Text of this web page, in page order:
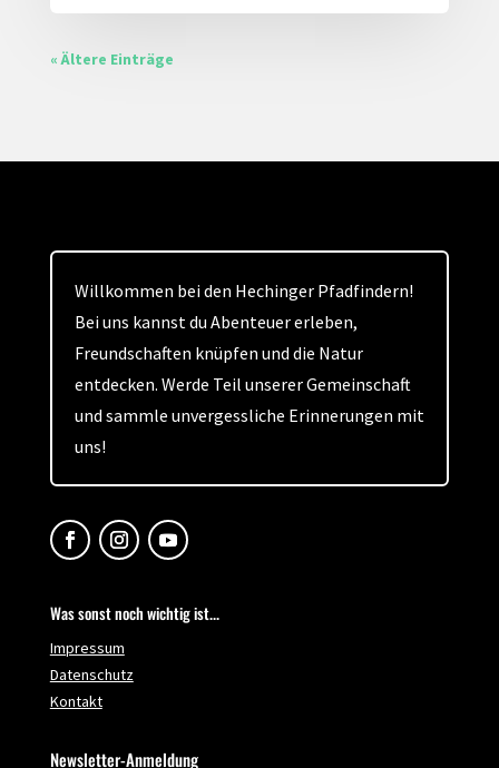
« Ältere Einträge
Willkommen bei den Hechinger Pfadfindern!
Bei uns kannst du Abenteuer erleben,
Freundschaften knüpfen und die Natur
entdecken. Werde Teil unserer Gemeinschaft
und sammle unvergessliche Erinnerungen mit
uns!
Was sonst noch wichtig ist...
Impressum
Datenschutz
Kontakt
Newsletter-Anmeldung